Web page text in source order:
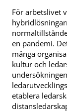
För arbetslivet
en pandemi.
många
kultur och
etablera